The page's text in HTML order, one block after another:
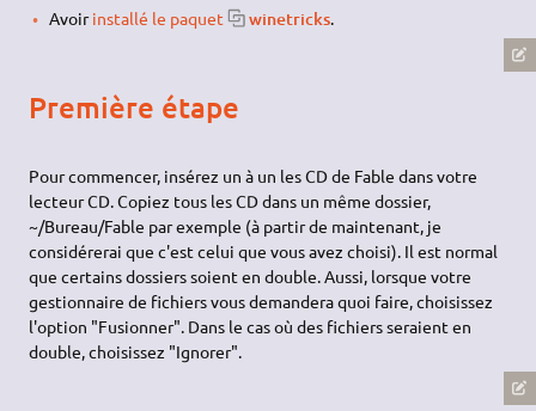
Avoirinstallé le paquet winetricks.
Première étape
Pour commencer, insérez un à un les CD de Fable dans votre
lecteur CD. Copiez tous les CD dans un même dossier,
~/Bureau/Fable par exemple (à partir de maintenant, je
considérerai que c'est celui que vous avez choisi). Il est normal
que certains dossiers soient en double. Aussi, lorsque votre
gestionnaire de fichiers vous demandera quoi faire, choisissez
l'option "Fusionner". Dans le cas où des fichiers seraient en
double, choisissez "Ignorer".